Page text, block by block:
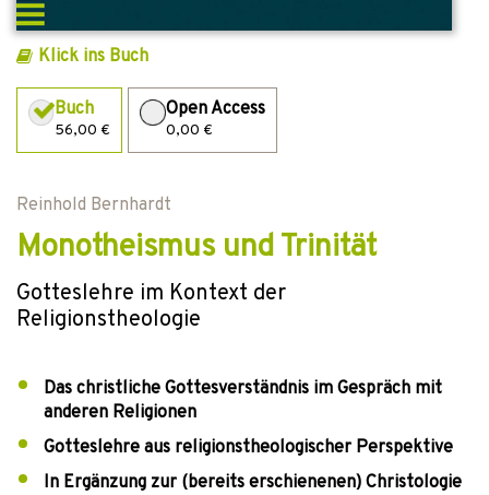
Klick ins Buch
Buch
56,00 €
Open Access
0,00 €
Reinhold Bernhardt
Monotheismus und Trinität
Gotteslehre im Kontext der
Religionstheologie
Das christliche Gottesverständnis im Gespräch mit
anderen Religionen
Gotteslehre aus religionstheologischer Perspektive
In Ergänzung zur (bereits erschienenen) Christologie